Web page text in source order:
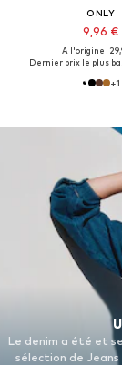
ONLY
9,96 €
À l'origine :
Dernier prix le plus
+1
Le denim a été et
sélection de